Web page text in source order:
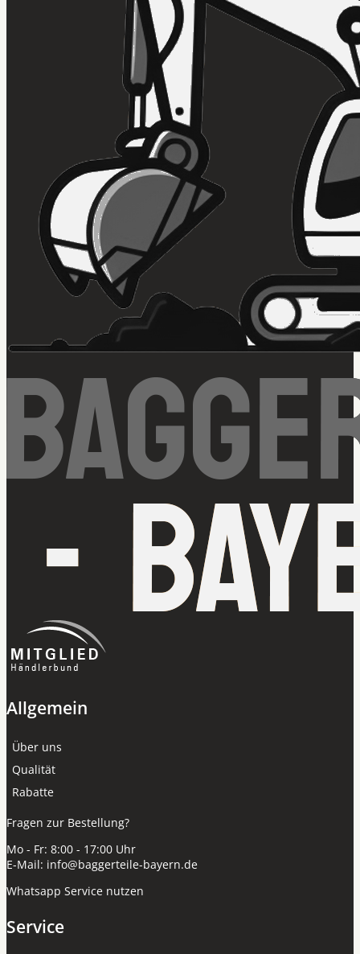
Allgemein
Über uns
Qualität
Rabatte
Fragen zur Bestellung?
Mo - Fr: 8:00 - 17:00 Uhr
E-Mail: info@baggerteile-bayern.de
Whatsapp Service nutzen
Service